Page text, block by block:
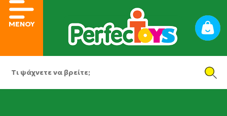
ΜΕΝΟΥ